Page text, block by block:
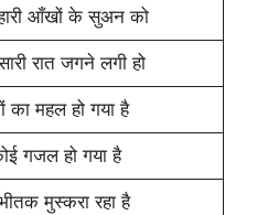
आँखों के सुअन को
रात जगने लगी हो
का महल हो गया है
गजल हो गया है
मुस्करा रहा है